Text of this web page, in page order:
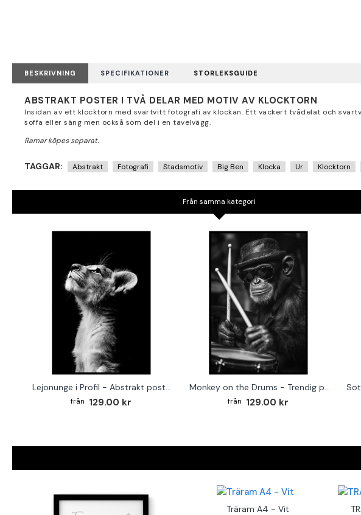
BESKRIVNING SPECIFIKATIONER STORLEKSGUIDE
ABSTRAKT POSTER I TVÅ DELAR MED MOTIV AV KLOCKTORN
Insidan av ett klocktorn med svartvitt fotografi av klockan. Ett vackert tvådelat och
soffa eller säng men också som del i en tavelvägg.
TAGGAR: Abstrakt Fotografi Stadsmotiv Big Ben Klocka Ur Klocktorn
Från samma kategori
Lejonunge i Profil - Abstrakt poster i svartvitt
129.00 kr
Monkey on the Drums - Trendig poster
129.00 kr
Träram A4 - Vit